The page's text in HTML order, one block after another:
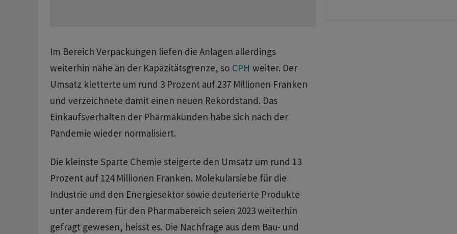
Im Bereich Verpackungen liefen die Anlagen allerdings
weiterhin nahe an der Kapazitätsgrenze, so CPH weiter. Der
Umsatz kletterte um rund 3 Prozent auf 237 Millionen Franken
und verzeichnete damit einen neuen Rekordstand. Das
Einkaufsverhalten der Pharmakunden habe sich nach der
Pandemie wieder normalisiert.
Die kleinste Sparte Chemie steigerte den Umsatz um rund 13
Prozent auf 124 Millionen Franken. Molekularsiebe für die
Industrie und den Energiesektor sowie deuterierte Produkte
unter anderem für den Pharmabereich seien 2023 weiterhin
gefragt gewesen, heisst es. Die Nachfrage aus dem Bau- und